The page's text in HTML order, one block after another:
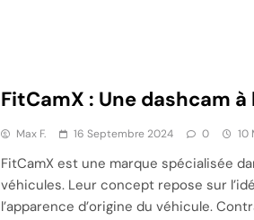
FitCamX : Une dashcam
Max F. 16 Septembre 2024 0 10
FitCamX est une marque spécialisée
véhicules. Leur concept repose sur
l’apparence d’origine du véhicule.